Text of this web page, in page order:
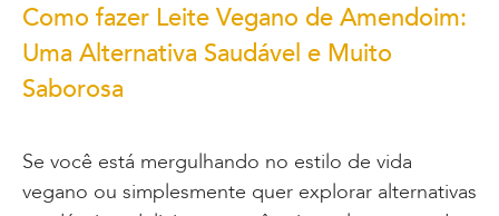
Como fazer Leite Vegano de Amendoim:
Uma Alternativa Saudável e Muito
Saborosa
Se você está mergulhando no estilo de vida
vegano ou simplesmente quer explorar alternativas